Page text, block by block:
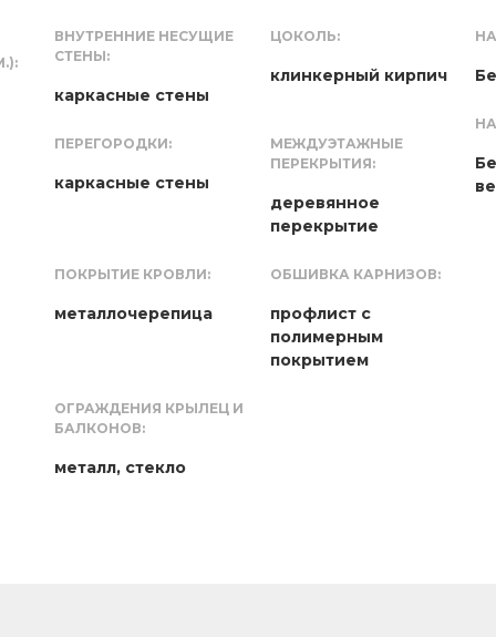
ВНУТРЕННИЕ НЕСУЩИЕ
СТЕНЫ:
каркасные стены
ЦОКОЛЬ:
клинкерный кирпич
ПЕРЕГОРОДКИ:
каркасные стены
МЕЖДУЭТАЖНЫЕ
ПЕРЕКРЫТИЯ:
деревянное
перекрытие
ПОКРЫТИЕ КРОВЛИ:
металлочерепица
ОБШИВКА КАРНИЗОВ:
профлист с
полимерным
покрытием
ОГРАЖДЕНИЯ КРЫЛЕЦ И
БАЛКОНОВ:
металл, стекло